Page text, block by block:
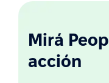
Mirá
acción